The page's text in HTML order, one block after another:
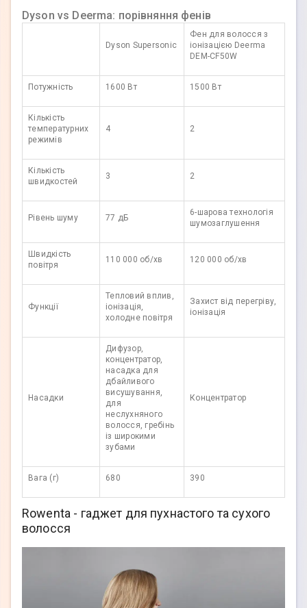
Dyson vs Deerma: порівняння фенів
Dyson Supersonic
Фен для волосся з
іонізацією Deerma
DEM-CF50W
Потужність 1600 Вт 1500 Вт
Кількість
температурних
режимів
4 2
Кількість
швидкостей
3 2
Рівень шуму 77 дБ
6-шарова технологія
шумозаглушення
Швидкість
повітря
110 000 об/хв 120 000 об/хв
Функції
Тепловий вплив,
іонізація,
холодне повітря
Захист від перегріву,
іонізація
Насадки
Дифузор,
концентратор,
насадка для
дбайливого
висушування,
для
неслухняного
волосся, гребінь
із широкими
зубами
Концентратор
Вага (г) 680 390
Rowenta - гаджет для пухнастого та сухого
волосся